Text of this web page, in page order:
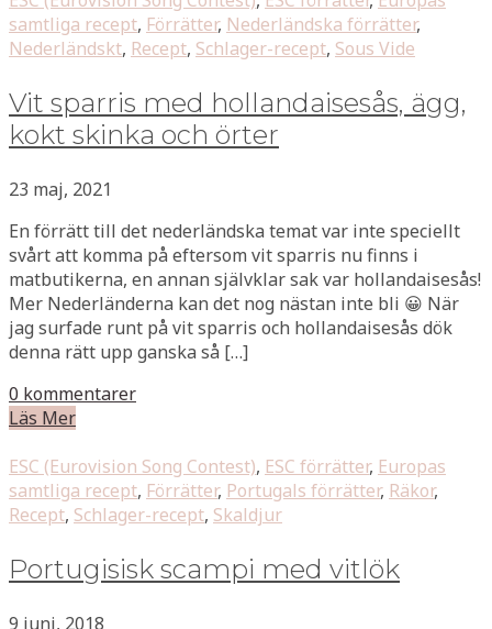
samtliga recept, Förrätter, Nederländska förrätter,
Nederländskt, Recept, Schlager-recept, Sous Vide
Vit sparris med hollandaisesås, ägg,
kokt skinka och örter
23 maj, 2021
En förrätt till det nederländska temat var inte speciellt
svårt att komma på eftersom vit sparris nu finns i
matbutikerna, en annan självklar sak var hollandaisesås!
Mer Nederländerna kan det nog nästan inte bli 😀 När
jag surfade runt på vit sparris och hollandaisesås dök
denna rätt upp ganska så […]
0 kommentarer
Läs Mer
ESC (Eurovision Song Contest), ESC förrätter, Europas
samtliga recept, Förrätter, Portugals förrätter, Räkor,
Recept, Schlager-recept, Skaldjur
Portugisisk scampi med vitlök
9 juni, 2018